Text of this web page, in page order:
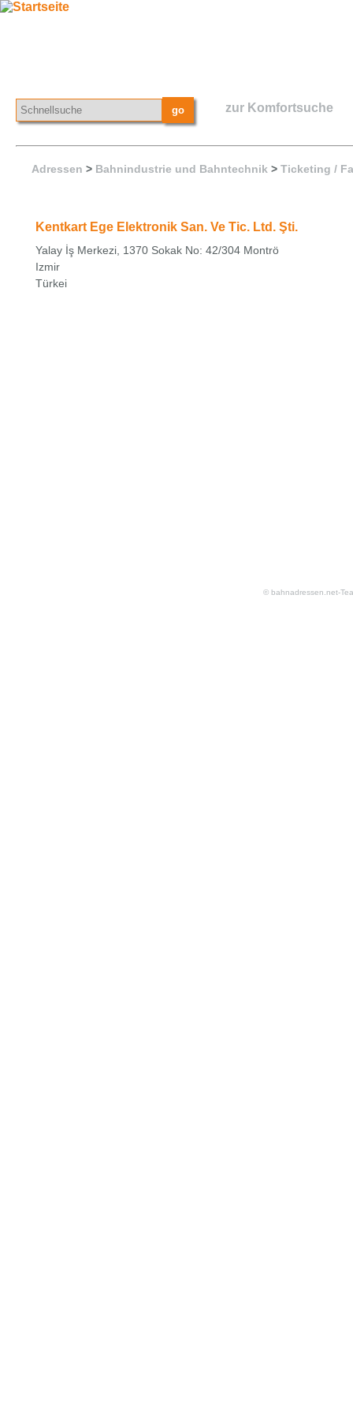
zur Komfortsuche
Adressen > Bahnindustrie und Bahntechnik > Ticketing /
Kentkart Ege Elektronik San. Ve Tic. Ltd. Şti.
Yalay İş Merkezi, 1370 Sokak No: 42/304 Montrö
Izmir
Türkei
© bahnadressen.net-